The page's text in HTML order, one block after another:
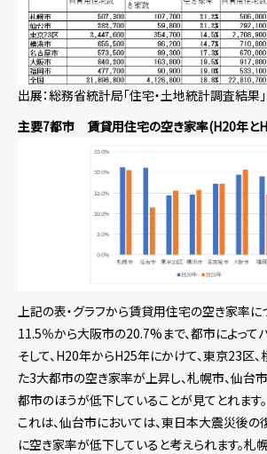
出展：総務省統計局「住宅・土地統計調査結果
主要7都市 賃貸用住宅の空き家率(H20年と
上記の表・グラフから賃貸用住宅の空き家率に
11.5％から大阪市の20.7%まで、都市によって
そして、H20年からH25年にかけて、東京23区、
た3大都市の空き家率が上昇し、札幌市、仙台
都市のほうが低下していることが見てとれます。
これは、仙台市においては、東日本大震災後の
に空き家率が低下していると考えられます。